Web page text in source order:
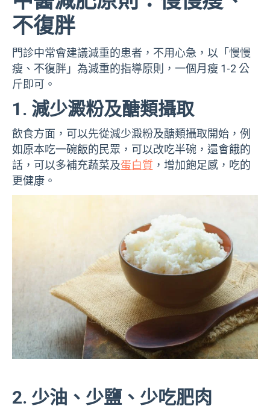
不復胖
門診中常會建議減重的患者，不用心急，以「慢慢
瘦、不復胖」為減重的指導原則，一個月瘦 1-2 公
斤即可。
1. 減少澱粉及醣類攝取
飲食方面，可以先從減少澱粉及醣類攝取開始，例
如原本吃一碗飯的民眾，可以改吃半碗，還會餓的
話，可以多補充蔬菜及蛋白質 ，增加飽足感，吃的
更健康。
2. 少油、少鹽、少吃肥肉